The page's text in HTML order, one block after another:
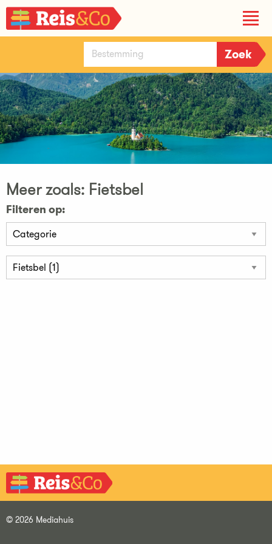
Meer zoals: Fietsbel
Filteren op:
© 2026 Mediahuis